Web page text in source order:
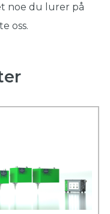
noe du lurer på
oss.